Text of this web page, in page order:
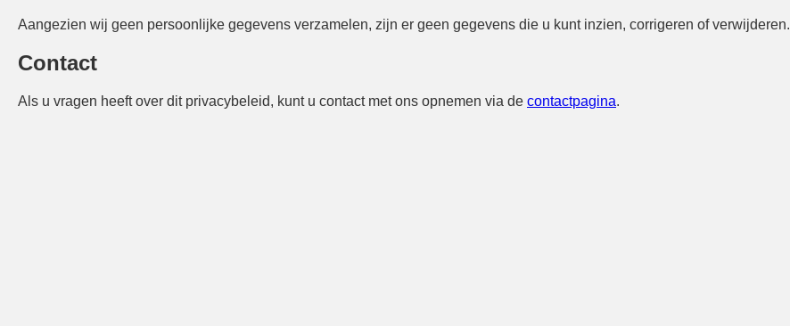
Aangezien wij geen persoonlijke gegevens verzamelen, zijn er geen gegevens die u kunt inzien, corrigeren of verwijderen.
Contact
Als u vragen heeft over dit privacybeleid, kunt u contact met ons opnemen via de contactpagina.